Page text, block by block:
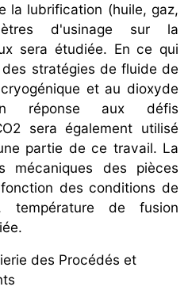
la lubrification (huile, gaz,
d'usinage sur la
sera étudiée. En ce qui
stratégies de fluide de
et au dioxyde
réponse aux défis
sera également utilisé
partie de ce travail. La
mécaniques des pièces
des conditions de
de fusion
des Procédés et